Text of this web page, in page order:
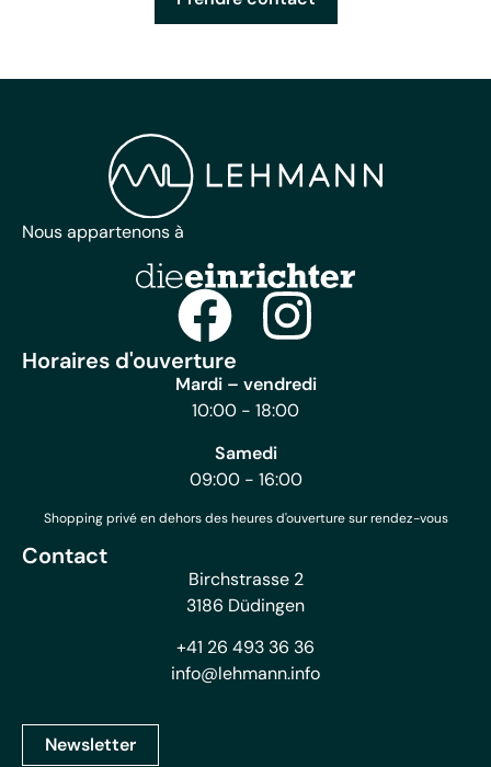
Nous appartenons à
Horaires d'ouverture
Mardi – vendredi
10:00 - 18:00
Samedi
09:00 - 16:00
Shopping privé en dehors des heures d'ouverture sur rendez-vous
Contact
Birchstrasse 2
3186 Düdingen
+41 26 493 36 36
info@lehmann.info
Newsletter